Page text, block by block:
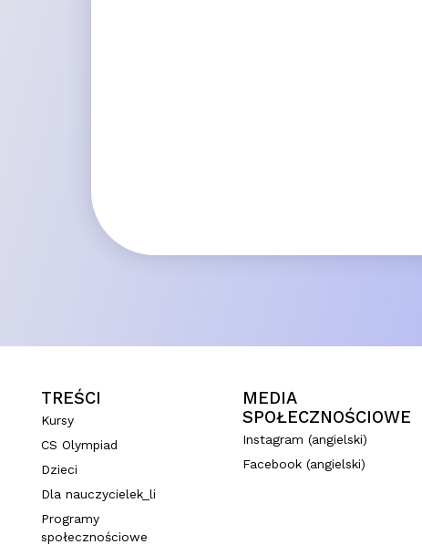
TREŚCI
Kursy
CS Olympiad
Dzieci
Dla nauczycielek_li
Programy
społecznościowe
MEDIA
SPOŁECZNOŚCIOWE
Instagram (angielski)
Facebook (angielski)